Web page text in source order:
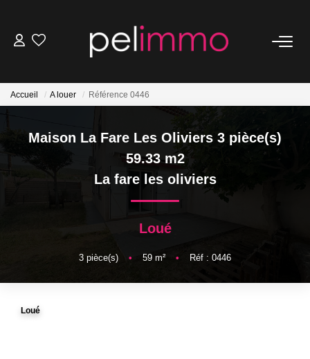
ESTIMATION
Accueil A louer Référence 0446
Maison La Fare Les Oliviers 3 pièce(s)
59.33 m2
La fare les oliviers
Loué
3 pièce(s) • 59 m² • Réf : 0446
Loué